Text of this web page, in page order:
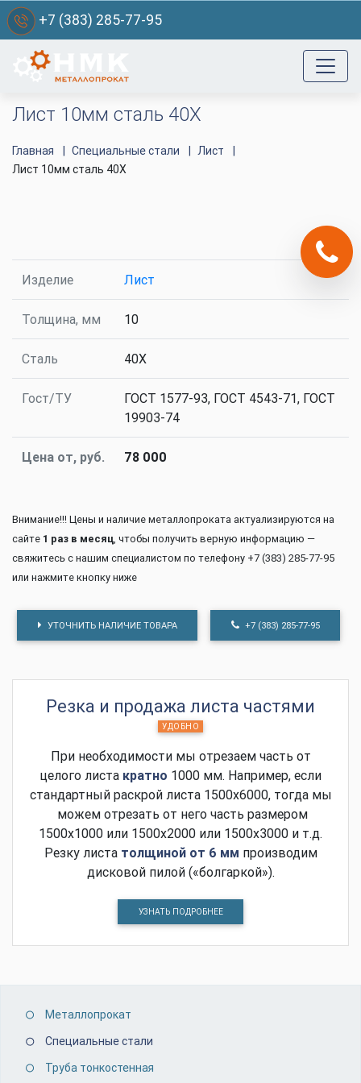
+7 (383) 285-77-95
Лист 10мм сталь 40Х
Главная Специальные стали
Лист
Лист 10мм сталь 40Х
Изделие Лист
Толщина, мм 10
Сталь 40Х
Гост/ТУ
ГОСТ 1577-93, ГОСТ 4543-71, ГОСТ
19903-74
Цена от, руб. 78 000
Внимание!!! Цены и наличие металлопроката актуализируются на
сайте 1 раз в месяц, чтобы получить верную информацию —
свяжитесь с нашим специалистом по телефону +7 (383) 285-77-95
или нажмите кнопку ниже
УТОЧНИТЬ НАЛИЧИЕ ТОВАРА +7 (383) 285-77-95
Резка и продажа листа частями
УДОБНО
При необходимости мы отрезаем часть от
целого листа кратно 1000 мм. Например, если
стандартный раскрой листа 1500х6000, тогда мы
можем отрезать от него часть размером
1500х1000 или 1500х2000 или 1500х3000 и т.д.
Резку листа толщиной от 6 мм производим
дисковой пилой («болгаркой»).
УЗНАТЬ ПОДРОБНЕЕ
Металлопрокат
Специальные стали
Труба тонкостенная